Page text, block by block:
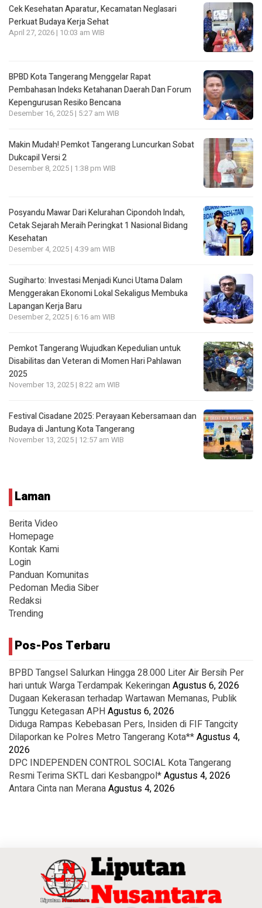
Cek Kesehatan Aparatur, Kecamatan Neglasari
Perkuat Budaya Kerja Sehat
April 27, 2026 | 10:03 am WIB
BPBD Kota Tangerang Menggelar Rapat
Pembahasan lndeks Ketahanan Daerah Dan Forum
Kepengurusan Resiko Bencana
Desember 16, 2025 | 5:27 am WIB
Makin Mudah! Pemkot Tangerang Luncurkan Sobat
Dukcapil Versi 2
Desember 8, 2025 | 1:38 pm WIB
Posyandu Mawar Dari Kelurahan Cipondoh lndah,
Cetak Sejarah Meraih Peringkat 1 Nasional Bidang
Kesehatan
Desember 4, 2025 | 4:39 am WIB
Sugiharto: Investasi Menjadi Kunci Utama Dalam
Menggerakan Ekonomi Lokal Sekaligus Membuka
Lapangan Kerja Baru
Desember 2, 2025 | 6:16 am WIB
Pemkot Tangerang Wujudkan Kepedulian untuk
Disabilitas dan Veteran di Momen Hari Pahlawan
2025
November 13, 2025 | 8:22 am WIB
Festival Cisadane 2025: Perayaan Kebersamaan dan
Budaya di Jantung Kota Tangerang
November 13, 2025 | 12:57 am WIB
Laman
Berita Video
Homepage
Kontak Kami
Login
Panduan Komunitas
Pedoman Media Siber
Redaksi
Trending
Pos-Pos Terbaru
BPBD Tangsel Salurkan Hingga 28.000 Liter Air Bersih Per
hari untuk Warga Terdampak KekeringanAgustus 6, 2026
Dugaan Kekerasan terhadap Wartawan Memanas, Publik
Tunggu Ketegasan APHAgustus 6, 2026
Diduga Rampas Kebebasan Pers, Insiden di FIF Tangcity
Dilaporkan ke Polres Metro Tangerang Kota**Agustus 4,
2026
DPC INDEPENDEN CONTROL SOCIAL Kota Tangerang
Resmi Terima SKTL dari Kesbangpol*Agustus 4, 2026
Antara Cinta nan MeranaAgustus 4, 2026